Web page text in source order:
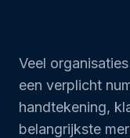
Veel
een verplicht
handtekening,
belangrijkste